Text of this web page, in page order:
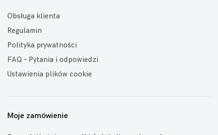
Obsługa klienta
Regulamin
Polityka prywatności
FAQ – Pytania i odpowiedzi
Ustawienia plików cookie
Moje zamówienie